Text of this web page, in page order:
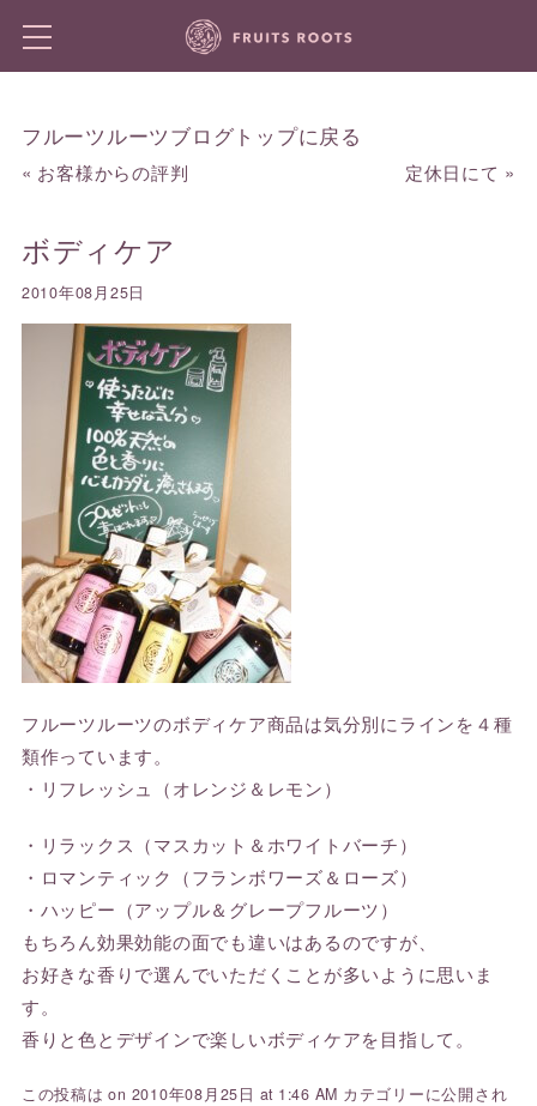
フルーツルーツブログトップに戻る
« お客様からの評判 定休日にて »
ボディケア
2010年08月25日
フルーツルーツのボディケア商品は気分別にラインを４種
類作っています。
・リフレッシュ（オレンジ＆レモン）
・リラックス（マスカット＆ホワイトバーチ）
・ロマンティック（フランボワーズ＆ローズ）
・ハッピー（アップル＆グレープフルーツ）
もちろん効果効能の面でも違いはあるのですが、
お好きな香りで選んでいただくことが多いように思いま
す。
香りと色とデザインで楽しいボディケアを目指して。
この投稿は on 2010年08月25日 at 1:46 AM カテゴリーに公開され